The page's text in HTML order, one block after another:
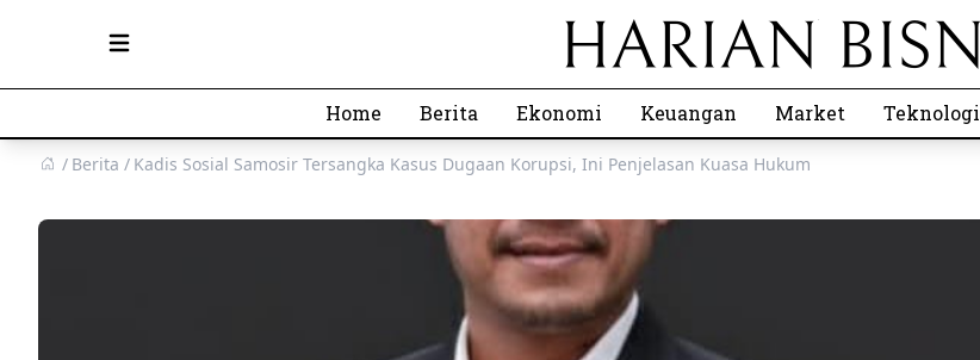
Open main menu
Home Berita Ekonomi Keuangan Market Teknologi
Berita Kadis Sosial Samosir Tersangka Kasus Dugaan Korupsi, Ini Penjelasan Kuasa Hukum